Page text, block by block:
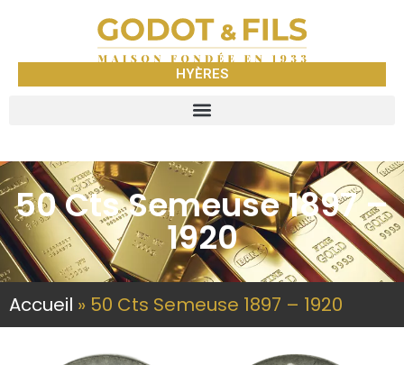
HYÈRES
50 Cts Semeuse 1897 –
1920
Accueil » 50 Cts Semeuse 1897 – 1920